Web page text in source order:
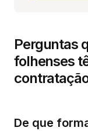
Perguntas
folhenses
De que